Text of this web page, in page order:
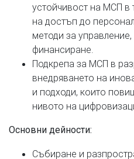
устойчивост на МСП в
на достъп до
методи за
финансиране.
Подкрепа за МСП в
внедряването на
и подходи, които
нивото на
Основни дейности:
Събиране и